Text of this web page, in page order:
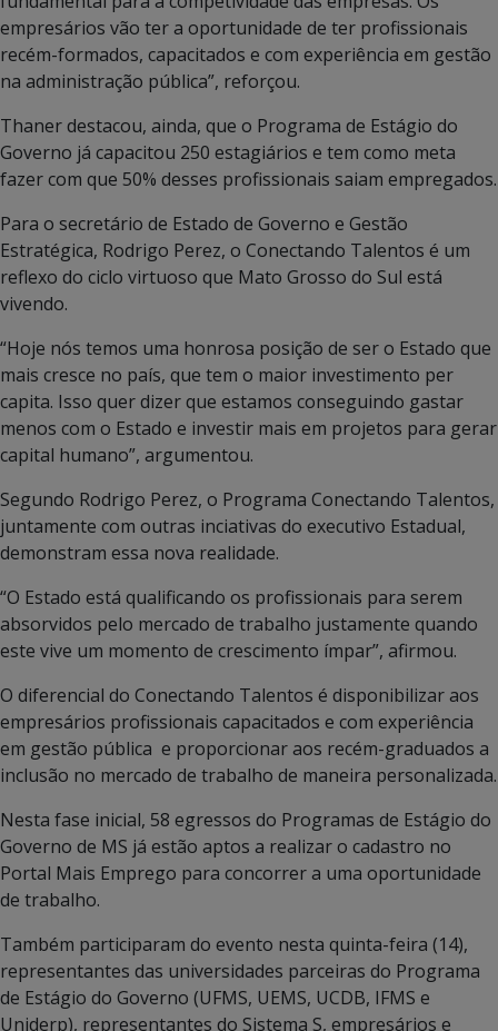
empresários vão ter a oportunidade de ter profissionais
recém-formados, capacitados e com experiência em gestão
na administração pública”, reforçou.
Thaner destacou, ainda, que o Programa de Estágio do
Governo já capacitou 250 estagiários e tem como meta
fazer com que 50% desses profissionais saiam empregados.
Para o secretário de Estado de Governo e Gestão
Estratégica, Rodrigo Perez, o Conectando Talentos é um
reflexo do ciclo virtuoso que Mato Grosso do Sul está
vivendo.
“Hoje nós temos uma honrosa posição de ser o Estado que
mais cresce no país, que tem o maior investimento per
capita. Isso quer dizer que estamos conseguindo gastar
menos com o Estado e investir mais em projetos para gerar
capital humano”, argumentou.
Segundo Rodrigo Perez, o Programa Conectando Talentos,
juntamente com outras inciativas do executivo Estadual,
demonstram essa nova realidade.
“O Estado está qualificando os profissionais para serem
absorvidos pelo mercado de trabalho justamente quando
este vive um momento de crescimento ímpar”, afirmou.
O diferencial do Conectando Talentos é disponibilizar aos
empresários profissionais capacitados e com experiência
em gestão pública e proporcionar aos recém-graduados a
inclusão no mercado de trabalho de maneira personalizada.
Nesta fase inicial, 58 egressos do Programas de Estágio do
Governo de MS já estão aptos a realizar o cadastro no
Portal Mais Emprego para concorrer a uma oportunidade
de trabalho.
Também participaram do evento nesta quinta-feira (14),
representantes das universidades parceiras do Programa
de Estágio do Governo (UFMS, UEMS, UCDB, IFMS e
Uniderp), representantes do Sistema S, empresários e